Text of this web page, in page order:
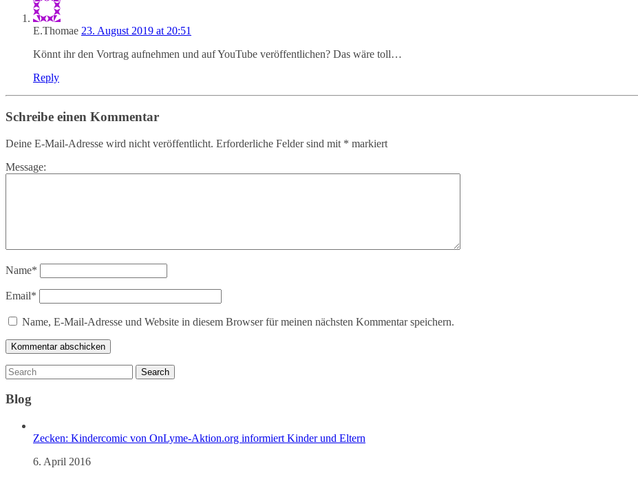
E.Thomae 23. August 2019 at 20:51
Könnt ihr den Vortrag aufnehmen und auf YouTube veröffentlichen? Das wäre toll…
Reply
Schreibe einen Kommentar
Deine E-Mail-Adresse wird nicht veröffentlicht. Erforderliche Felder sind mit * markiert
Message:
Name*
Email*
Name, E-Mail-Adresse und Website in diesem Browser für meinen nächsten Kommentar speichern.
Blog
Zecken: Kindercomic von OnLyme-Aktion.org informiert Kinder und Eltern
6. April 2016